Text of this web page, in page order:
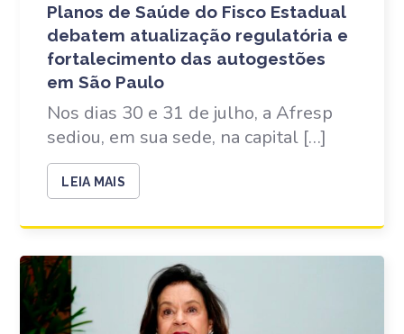
Planos de Saúde do Fisco Estadual
debatem atualização regulatória e
fortalecimento das autogestões
em São Paulo
Nos dias 30 e 31 de julho, a Afresp
sediou, em sua sede, na capital […]
LEIA MAIS